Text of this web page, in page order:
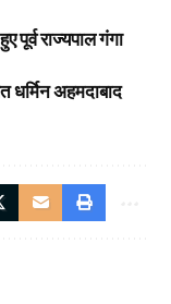
पूर्व राज्यपाल गंगा
धर्मिन अहमदाबाद